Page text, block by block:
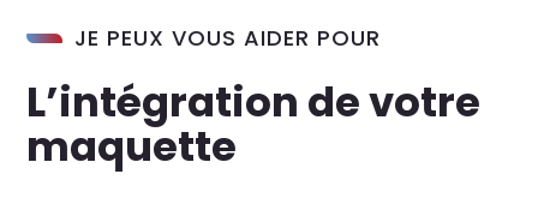
JE PEUX VOUS AIDER POUR
L’intégration de votre
maquette